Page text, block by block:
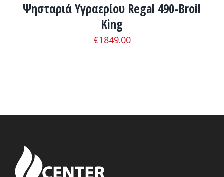
Ψησταριά Υγραερίου Regal 490-Broil
King
€1849.00